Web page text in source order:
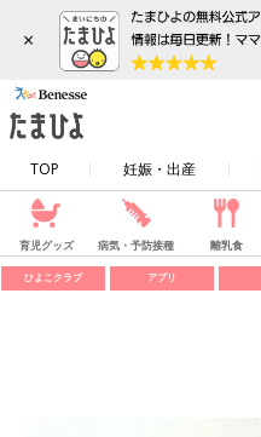
×
TOP 妊娠・出産
育児グッズ 病気・予防接種 離乳食
ひよこクラブ アプリ